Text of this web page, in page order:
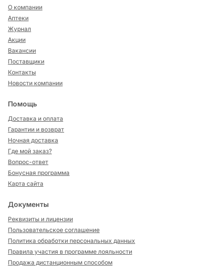
О компании
Аптеки
Журнал
Акции
Вакансии
Поставщики
Контакты
Новости компании
Помощь
Доставка и оплата
Гарантии и возврат
Ночная доставка
Где мой заказ?
Вопрос-ответ
Бонусная программа
Карта сайта
Документы
Реквизиты и лицензии
Пользовательское соглашение
Политика обработки персональных данных
Правила участия в программе лояльности
Продажа дистанционным способом